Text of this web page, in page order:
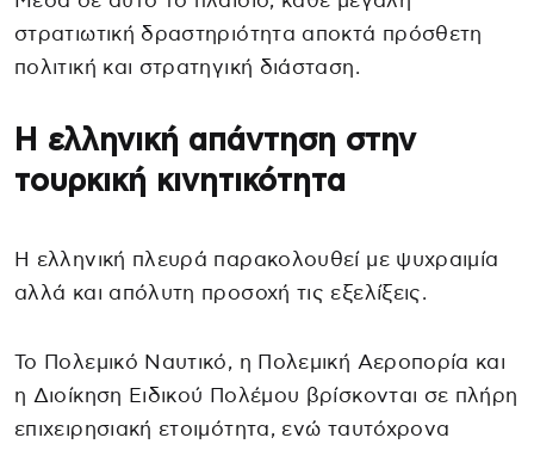
στρατιωτική δραστηριότητα αποκτά πρόσθετη
πολιτική και στρατηγική διάσταση.
Η ελληνική απάντηση στην
τουρκική κινητικότητα
Η ελληνική πλευρά παρακολουθεί με ψυχραιμία
αλλά και απόλυτη προσοχή τις εξελίξεις.
Το Πολεμικό Ναυτικό, η Πολεμική Αεροπορία και
η Διοίκηση Ειδικού Πολέμου βρίσκονται σε πλήρη
επιχειρησιακή ετοιμότητα, ενώ ταυτόχρονα